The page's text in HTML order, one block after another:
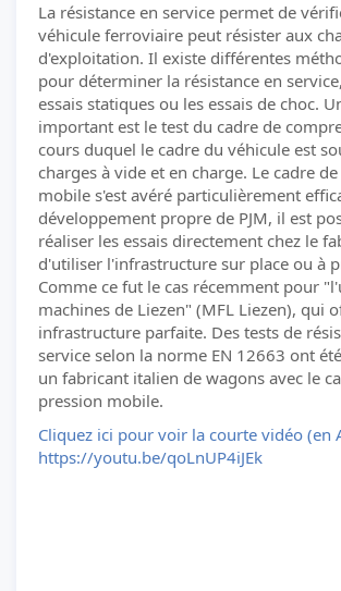
La résistance en service permet de
véhicule ferroviaire peut résister aux
d'exploitation. Il existe différentes
pour déterminer la résistance en
essais statiques ou les essais de choc.
important est le test du cadre de
cours duquel le cadre du véhicule est
charges à vide et en charge. Le cadre
mobile s'est avéré particulièrement
développement propre de PJM, il est
réaliser les essais directement chez le
d'utiliser l'infrastructure sur place ou à
Comme ce fut le cas récemment pour
machines de Liezen" (MFL Liezen), qui
infrastructure parfaite. Des tests de
service selon la norme EN 12663 ont
un fabricant italien de wagons avec le
pression mobile.
Cliquez ici pour voir la courte vidéo (en
https://youtu.be/qoLnUP4iJEk